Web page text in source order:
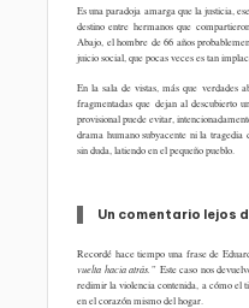
Es una paradoja amarga que la justicia,
destino entre hermanos que
Abajo, el hombre de 66 años
juicio social, que pocas veces es tan
En la sala de vistas, más que verdades
fragmentadas que dejan al descubierto
provisional puede evitar,
drama humano subyacente ni la tragedia
sin duda, latiendo en el pequeño pueblo.
Un comentario lejos
Recordé hace tiempo una frase de
vuelta hacia atrás.” Este caso nos
redimir la violencia contenida, a cómo el
en el corazón mismo del hogar.